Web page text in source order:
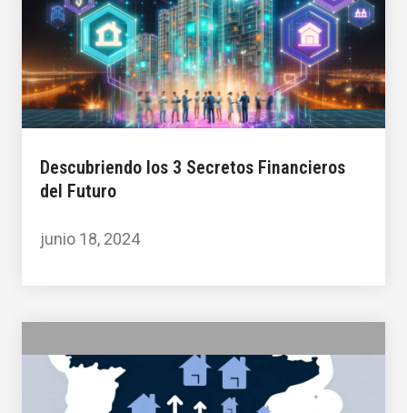
Descubriendo los 3 Secretos Financieros
del Futuro
junio 18, 2024